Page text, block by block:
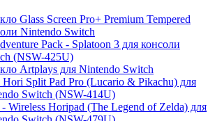
Glass Screen Pro+ Premium Tempered
Nintendo Switch
Pack - Splatoon 3 для консоли
(NSW-425U)
Artplays для Nintendo Switch
Split Pad Pro (Lucario & Pikachu) для
Switch (NSW-414U)
Wireless Horipad (The Legend of Zelda) для